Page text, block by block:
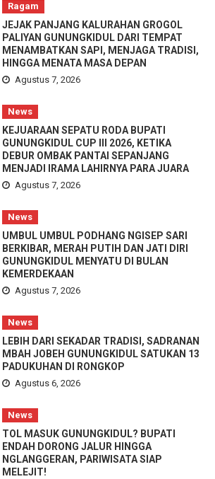
Ragam
JEJAK PANJANG KALURAHAN GROGOL
PALIYAN GUNUNGKIDUL DARI TEMPAT
MENAMBATKAN SAPI, MENJAGA TRADISI,
HINGGA MENATA MASA DEPAN
Agustus 7, 2026
News
KEJUARAAN SEPATU RODA BUPATI
GUNUNGKIDUL CUP III 2026, KETIKA
DEBUR OMBAK PANTAI SEPANJANG
MENJADI IRAMA LAHIRNYA PARA JUARA
Agustus 7, 2026
News
UMBUL UMBUL PODHANG NGISEP SARI
BERKIBAR, MERAH PUTIH DAN JATI DIRI
GUNUNGKIDUL MENYATU DI BULAN
KEMERDEKAAN
Agustus 7, 2026
News
LEBIH DARI SEKADAR TRADISI, SADRANAN
MBAH JOBEH GUNUNGKIDUL SATUKAN 13
PADUKUHAN DI RONGKOP
Agustus 6, 2026
News
TOL MASUK GUNUNGKIDUL? BUPATI
ENDAH DORONG JALUR HINGGA
NGLANGGERAN, PARIWISATA SIAP
MELEJIT!